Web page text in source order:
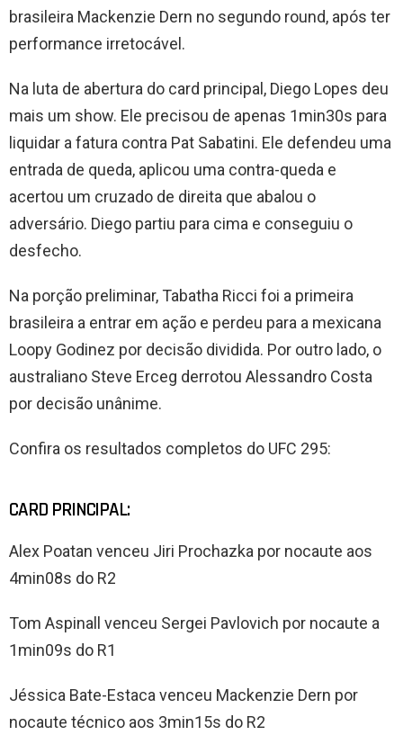
brasileira Mackenzie Dern no segundo round, após ter
performance irretocável.
Na luta de abertura do card principal, Diego Lopes deu
mais um show. Ele precisou de apenas 1min30s para
liquidar a fatura contra Pat Sabatini. Ele defendeu uma
entrada de queda, aplicou uma contra-queda e
acertou um cruzado de direita que abalou o
adversário. Diego partiu para cima e conseguiu o
desfecho.
Na porção preliminar, Tabatha Ricci foi a primeira
brasileira a entrar em ação e perdeu para a mexicana
Loopy Godinez por decisão dividida. Por outro lado, o
australiano Steve Erceg derrotou Alessandro Costa
por decisão unânime.
Confira os resultados completos do UFC 295:
CARD PRINCIPAL:
Alex Poatan venceu Jiri Prochazka por nocaute aos
4min08s do R2
Tom Aspinall venceu Sergei Pavlovich por nocaute a
1min09s do R1
Jéssica Bate-Estaca venceu Mackenzie Dern por
nocaute técnico aos 3min15s do R2